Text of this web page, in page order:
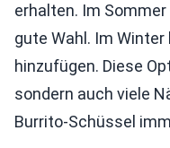
erhalten. Im
gute Wahl. Im
hinzufügen. Diese
sondern auch viele
Burrito-Schüssel